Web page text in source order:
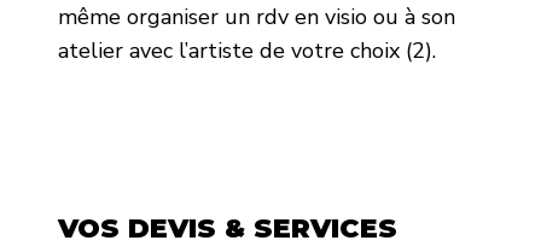
même organiser un rdv en visio ou à son
atelier avec l’artiste de votre choix (2).
VOS DEVIS & SERVICES